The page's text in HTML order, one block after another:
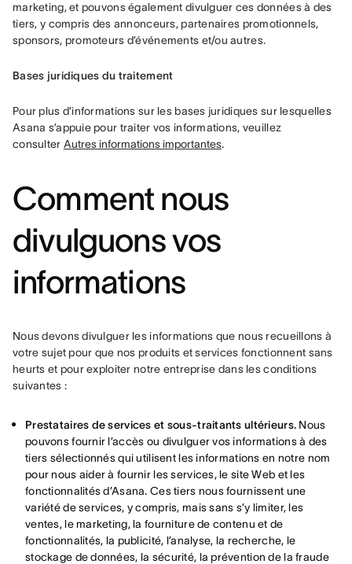
marketing, et pouvons également divulguer ces données à des
tiers, y compris des annonceurs, partenaires promotionnels,
sponsors, promoteurs d’événements et/ou autres.
Bases juridiques du traitement
Pour plus d’informations sur les bases juridiques sur lesquelles
Asana s’appuie pour traiter vos informations, veuillez
consulter Autres informations importantes.
Comment nous
divulguons vos
informations
Nous devons divulguer les informations que nous recueillons à
votre sujet pour que nos produits et services fonctionnent sans
heurts et pour exploiter notre entreprise dans les conditions
suivantes :
Prestataires de services et sous-traitants ultérieurs. Nous
pouvons fournir l’accès ou divulguer vos informations à des
tiers sélectionnés qui utilisent les informations en notre nom
pour nous aider à fournir les services, le site Web et les
fonctionnalités d’Asana. Ces tiers nous fournissent une
variété de services, y compris, mais sans s’y limiter, les
ventes, le marketing, la fourniture de contenu et de
fonctionnalités, la publicité, l’analyse, la recherche, le
stockage de données, la sécurité, la prévention de la fraude